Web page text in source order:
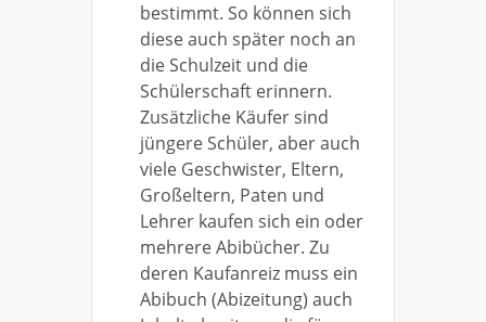
bestimmt. So können sich
diese auch später noch an
die Schulzeit und die
Schülerschaft erinnern.
Zusätzliche Käufer sind
jüngere Schüler, aber auch
viele Geschwister, Eltern,
Großeltern, Paten und
Lehrer kaufen sich ein oder
mehrere Abibücher. Zu
deren Kaufanreiz muss ein
Abibuch (Abizeitung) auch